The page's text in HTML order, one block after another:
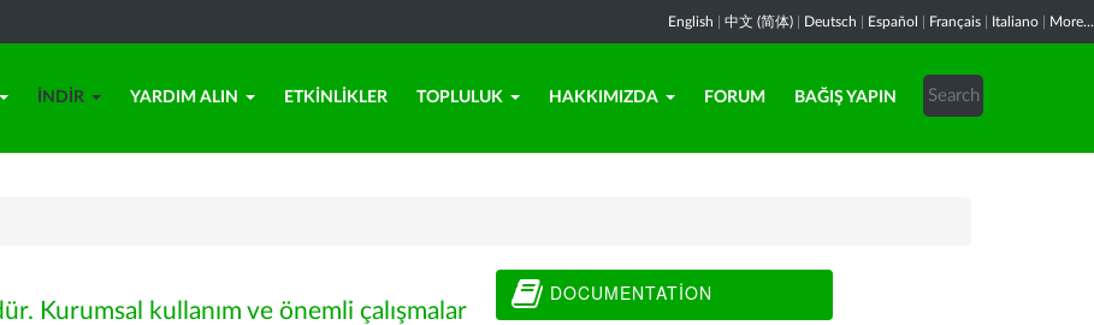
English 中文 (简体) Deutsch Español Français Italiano More...
İNDIR YARDIM ALIN ETKINLIKLER TOPLULUK HAKKIMIZDA FORUM BAĞIŞ YAPIN
Kurumsal kullanım ve önemli çalışmalar
DOCUMENTATION